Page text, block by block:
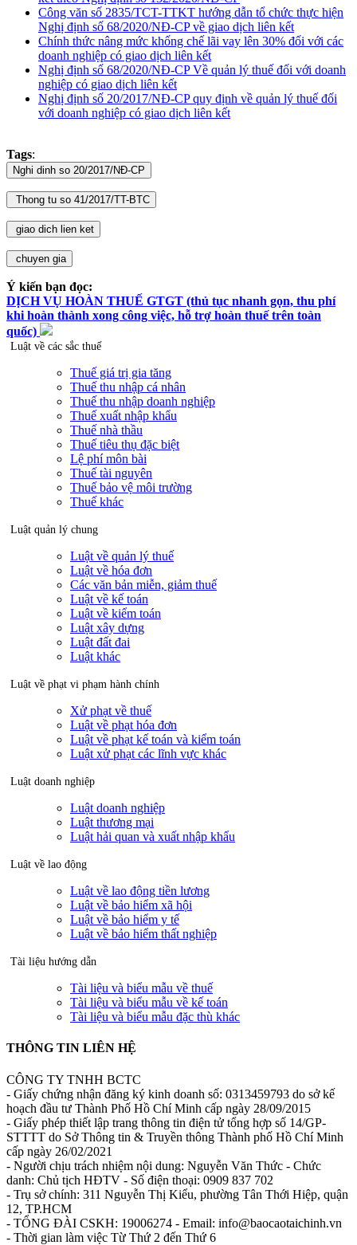
Công văn số 2835/TCT-TTKT hướng dẫn tổ chức thực hiện
Nghị định số 68/2020/NĐ-CP về giao dịch liên kết
Chính thức nâng mức khống chế lãi vay lên 30% đối với các
doanh nghiệp có giao dịch liên kết
Nghị định số 68/2020/NĐ-CP Về quản lý thuế đối với doanh
nghiệp có giao dịch liên kết
Nghị định số 20/2017/NĐ-CP quy định về quản lý thuế đối
với doanh nghiệp có giao dịch liên kết
Tags:
Ý kiến bạn đọc:
DỊCH VỤ HOÀN THUẾ GTGT (thủ tục nhanh gọn, thu phí
khi hoàn thành xong công việc, hỗ trợ hoàn thuế trên toàn
quốc)
Luật về các sắc thuế
Thuế giá trị gia tăng
Thuế thu nhập cá nhân
Thuế thu nhập doanh nghiệp
Thuế xuất nhập khẩu
Thuế nhà thầu
Thuế tiêu thụ đặc biệt
Lệ phí môn bài
Thuế tài nguyên
Thuế bảo vệ môi trường
Thuế khác
Luật quản lý chung
Luật về quản lý thuế
Luật về hóa đơn
Các văn bản miễn, giảm thuế
Luật về kế toán
Luật về kiểm toán
Luật xây dựng
Luật đất đai
Luật khác
Luật về phạt vi phạm hành chính
Xử phạt về thuế
Luật về phạt hóa đơn
Luật về phạt kế toán và kiểm toán
Luật xử phạt các lĩnh vực khác
Luật doanh nghiệp
Luật doanh nghiệp
Luật thương mại
Luật hải quan và xuất nhập khẩu
Luật về lao động
Luật về lao động tiền lương
Luật về bảo hiểm xã hội
Luật về bảo hiểm y tế
Luật về bảo hiểm thất nghiệp
Tài liệu hướng dẫn
Tài liệu và biểu mẫu về thuế
Tài liệu và biểu mẫu về kế toán
Tài liệu và biểu mẫu đặc thù khác
THÔNG TIN LIÊN HỆ
CÔNG TY TNHH BCTC
- Giấy chứng nhận đăng ký kinh doanh số: 0313459793 do sở kế
hoạch đầu tư Thành Phố Hồ Chí Minh cấp ngày 28/09/2015
- Giấy phép thiết lập trang thông tin điện tử tổng hợp số 14/GP-
STTTT do Sở Thông tin & Truyền thông Thành phố Hồ Chí Minh
cấp ngày 26/02/2021
- Người chịu trách nhiệm nội dung: Nguyễn Văn Thức - Chức
danh: Chủ tịch HĐTV - Số điện thoại: 0909 837 702
- Trụ sở chính: 311 Nguyễn Thị Kiểu, phường Tân Thới Hiệp, quận
12, TP.HCM
- TỔNG ĐÀI CSKH: 19006274 - Email: info@baocaotaichinh.vn
- Thời gian làm việc Từ Thứ 2 đến Thứ 6